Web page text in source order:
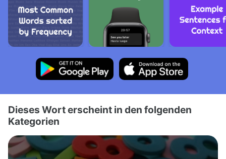
Dieses Wort erscheint in den folgenden
Kategorien